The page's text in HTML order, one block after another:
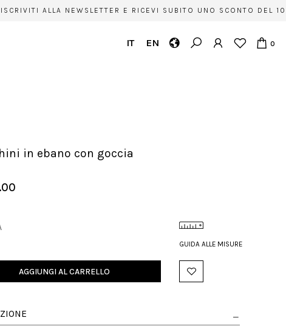
NEWSLETTER E RICEVI SUBITO UNO SCONTO DEL
IT EN 0
in ebano con goccia
GUIDA ALLE MISURE
AGGIUNGI AL CARRELLO